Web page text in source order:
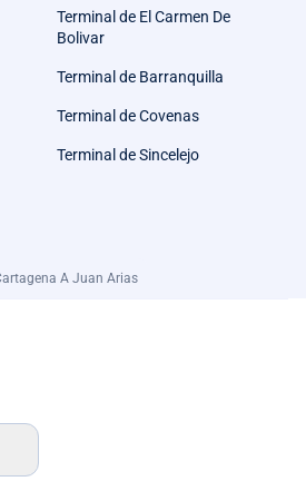
Terminal de El Carmen De
Bolivar
Terminal de Barranquilla
Terminal de Covenas
Terminal de Sincelejo
A Juan Arias